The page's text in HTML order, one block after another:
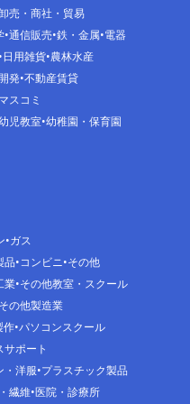
売・商社・貿易
通信販売 鉄・金属 電器
日用雑貨 農林水産
発 不動産賃貸
スコミ
児教室 幼稚園・保育園
ガス
品 コンビニ その他
業 その他教室・スクール
その他製造業
作 パソコンスクール
ポート
・洋服 プラスチック製品
繊維 医院・診療所